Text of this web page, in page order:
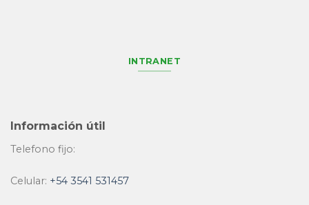
INTRANET
Información útil
Telefono fijo:
Celular: +54 3541 531457